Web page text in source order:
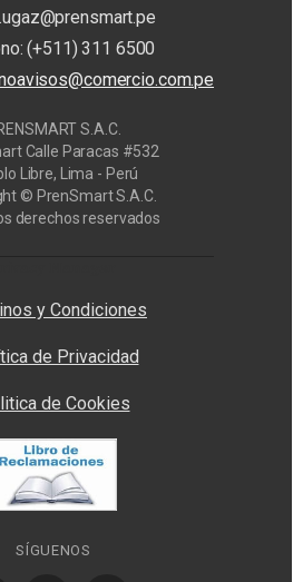
(+511) 311 6500
S.A.C.
Calle Paracas #532
Libre, Lima - Perú
© PrenSmart S.A.C.
derechos reservados
y Condiciones
de Privacidad
de Cookies
SÍGUENOS